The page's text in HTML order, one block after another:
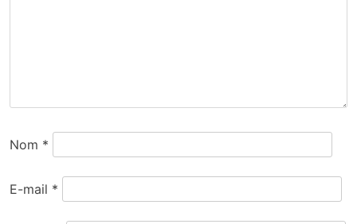
Nom *
E-mail *